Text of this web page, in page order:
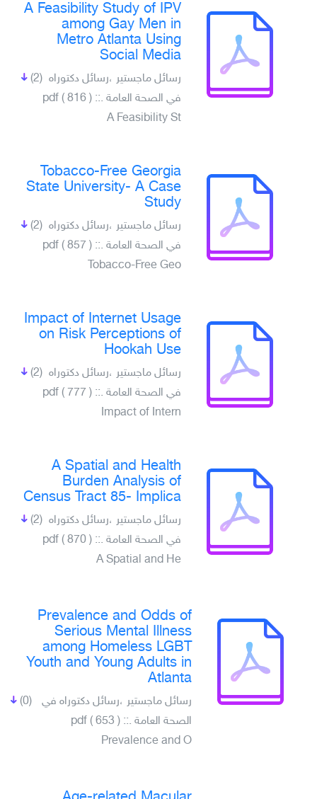
A Feasibility Study of IPV
among Gay Men in
Metro Atlanta Using
Social Media
(2) رسائل ماجستير ،رسائل دكتوراه
في الصحة العامة .pdf ( 816 ) ::
A Feasibility St
Tobacco-Free Georgia
State University- A Case
Study
(2) رسائل ماجستير ،رسائل دكتوراه
في الصحة العامة .pdf ( 857 ) ::
Tobacco-Free Geo
Impact of Internet Usage
on Risk Perceptions of
Hookah Use
(2) رسائل ماجستير ،رسائل دكتوراه
في الصحة العامة .pdf ( 777 ) ::
Impact of Intern
A Spatial and Health
Burden Analysis of
Census Tract 85- Implica
(2) رسائل ماجستير ،رسائل دكتوراه
في الصحة العامة .pdf ( 870 ) ::
A Spatial and He
Prevalence and Odds of
Serious Mental Illness
among Homeless LGBT
Youth and Young Adults in
Atlanta
(0)
رسائل ماجستير ،رسائل دكتوراه في
الصحة العامة .pdf ( 653 ) ::
Prevalence and O